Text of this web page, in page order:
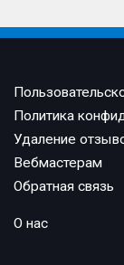
Политика
Удаление
Вебмастерам
Обратная связь
О нас